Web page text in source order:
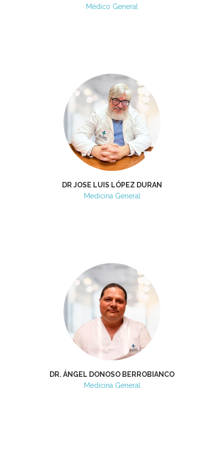
Médico General
DR JOSE LUIS LÓPEZ DURAN
Medicina General
DR. ÁNGEL DONOSO BERROBIANCO
Medicina General